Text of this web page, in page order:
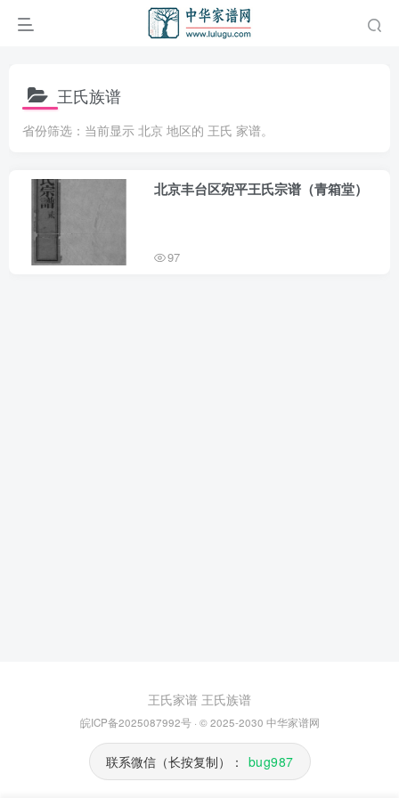
王氏族谱
省份筛选：当前显示 北京 地区的 王氏 家谱。
北京丰台区宛平王氏宗谱（青箱堂）
97
王氏家谱 王氏族谱
皖ICP备2025087992号· © 2025-2030 中华家谱网
联系微信（长按复制）： bug987